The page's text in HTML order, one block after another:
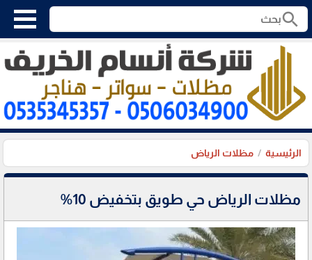
search
الرئيسية مظلات الرياض
مظلات الرياض حي طويق بتخفيض 10%